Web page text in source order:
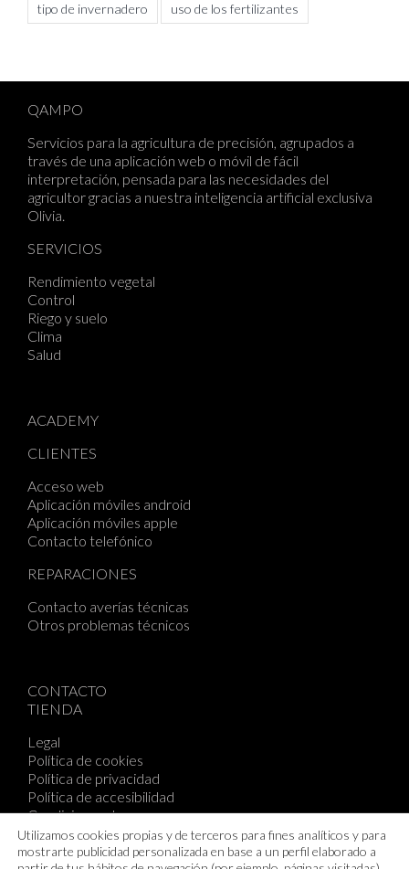
tipo de invernadero uso de los fertilizantes
QAMPO
Servicios para la agricultura de precisión, agrupados a
través de una aplicación web o móvil de fácil
interpretación, pensada para las necesidades del
agricultor gracias a nuestra inteligencia artificial exclusiva
Olivia
SERVICIOS
Rendimiento vegetal
Control
Riego y suelo
Clima
Salud
ACADEMY
CLIENTES
Acceso web
Aplicación móviles android
Aplicación móviles apple
Contacto telefónico
REPARACIONES
Contacto averías técnicas
Otros problemas técnicos
CONTACTO
TIENDA
Legal
Política de cookies
Política de privacidad
Política de accesibilidad
Condiciones de compra
QAMPO SL todos los derechos reservados
Utilizamos cookies propias y de terceros para fines analíticos y para
mostrarte publicidad personalizada en base a un perfil elaborado a